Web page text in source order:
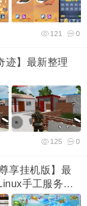
0
121
迹】最新整理
0
125
享挂机版】最
手工服务端